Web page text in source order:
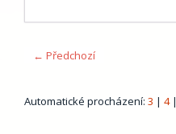
← Předchozí
Automatické procházení: 3 | 4|